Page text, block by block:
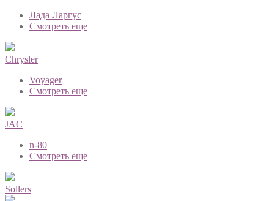
Лада Ларгус
Смотреть еще
Chrysler
Voyager
Смотреть еще
JAC
n-80
Смотреть еще
Sollers